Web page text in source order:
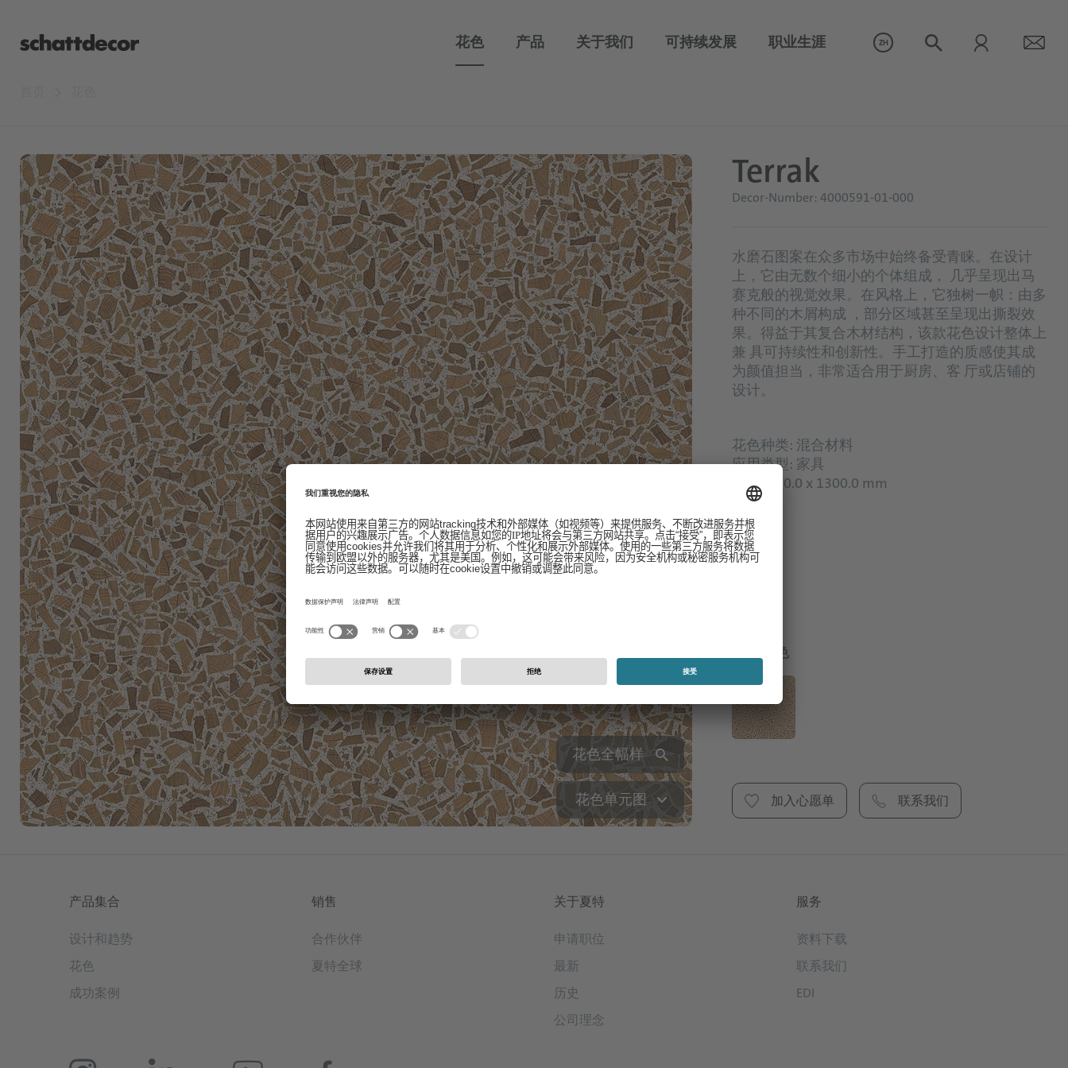
花色 产品 关于我们 可持续发展 职业生涯 ZH
花色全幅样
花色单元图
Terrak
Decor-Number: 4000591-01-000
水磨石图案在众多市场中始终备受青睐。在设计
上，它由无数个细小的个体组成， 几乎呈现出马
赛克般的视觉效果。在风格上，它独树一帜：由多
种不同的木屑构成 ，部分区域甚至呈现出撕裂效
果。得益于其复合木材结构，该款花色设计整体上
兼 具可持续性和创新性。手工打造的质感使其成
为颜值担当，非常适合用于厨房、客 厅或店铺的
设计。
花色种类: 混合材料
应用类型: 家具
尺寸: 650.0 x 1300.0 mm
可选颜色
加入心愿单 联系我们
产品集合
设计和趋势
花色
成功案例
销售
合作伙伴
夏特全球
关于夏特
申请职位
最新
历史
公司理念
服务
资料下载
联系我们
EDI